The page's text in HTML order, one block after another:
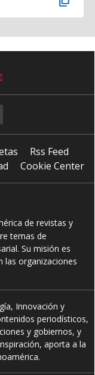
Rss Feed
Cookie Center
de revistas y
temas de
Su misión es
las organizaciones
Innovación y
periodísticos,
y gobiernos, y
aporta a la